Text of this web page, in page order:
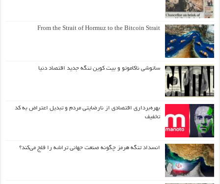
From the Strait of Hormuz to the Bitcoin Strait
ساتوشی ناکاموتو و بیت کوین تنگه جدید اقتصاد دنیا
بهره‌برداری اقتصادی از نارضایتی مردم و تبدیل اعتراض به کد
تخفیف
انسداد تنگه هرمز چگونه صنعت جهانی تراشه را فلج می‌کند؟